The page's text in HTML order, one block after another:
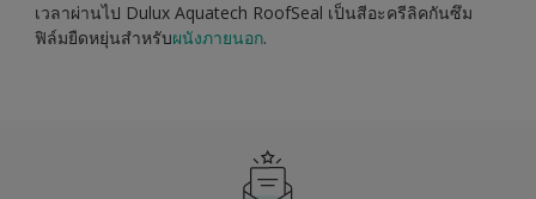
เวลาผ่านไป Dulux Aquatech RoofSeal เป็นสีอะครีลิคกันซึม
ฟิล์มยืดหยุ่นสำหรับผนังภายนอก.